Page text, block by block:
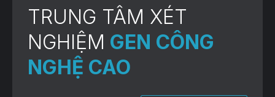
TRUNG TÂM XÉT
NGHIỆM GEN CÔNG
NGHỆ CAO